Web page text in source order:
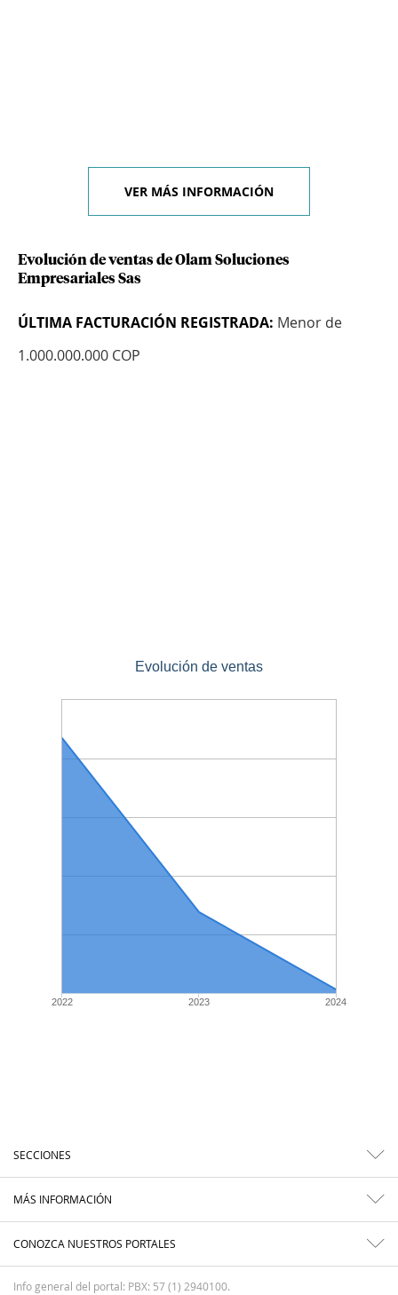
VER MÁS INFORMACIÓN
Evolución de ventas de Olam Soluciones
Empresariales Sas
ÚLTIMA FACTURACIÓN REGISTRADA: Menor de
1.000.000.000 COP
Evolución de ventas
2022 2023 2024
SECCIONES
MÁS INFORMACIÓN
CONOZCA NUESTROS PORTALES
Info general del portal: PBX: 57 (1) 2940100.